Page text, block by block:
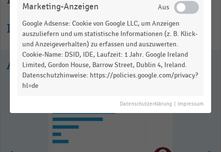
Informationen zur Statistik
Ausgewählte Statistiken
Marketing-Anzeigen
Google Adsense: Cookie von Google LLC, um Anzeigen
auszuliefern und um statistische Informationen (z. B. Klick-
und Anzeigeverhalten) zu erfassen und auszuwerten.
Cookie-Name: DSID, IDE, Laufzeit: 1 Jahr. Google Ireland
Limited, Gordon House, Barrow Street, Dublin 4, Ireland.
Datenschutzhinweise: https://policies.google.com/privacy?
hl=de
Datenschutzerklärung Impressum